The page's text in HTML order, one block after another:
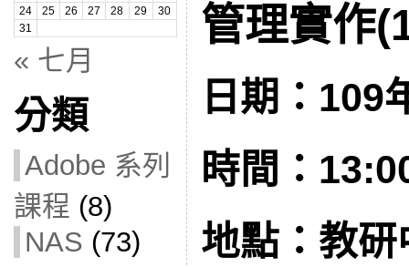
24
25 26 27 28 29
30
31
« 七月
分類
Adobe 系列
課程 (8)
NAS (73)
管理實作
日期：109
時間：
地點：教研